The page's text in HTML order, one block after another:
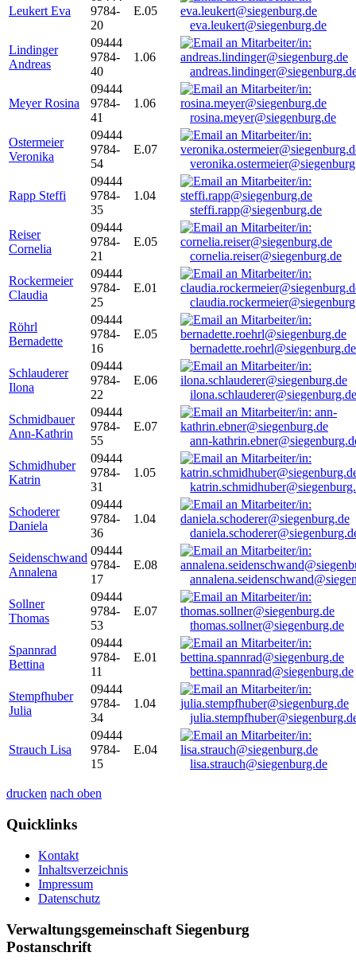
Leukert Eva
9784-
20
E.05
eva.leukert@siegenburg.de
Lindinger
Andreas
09444
9784-
40
1.06
Meyer Rosina
09444
9784-
41
1.06
rosina.meyer@siegenburg.de
Ostermeier
Veronika
09444
9784-
54
E.07
Rapp Steffi
09444
9784-
35
1.04
steffi.rapp@siegenburg.de
Reiser
Cornelia
09444
9784-
21
E.05
cornelia.reiser@siegenburg.de
Rockermeier
Claudia
09444
9784-
25
E.01
Röhrl
Bernadette
09444
9784-
16
E.05
bernadette.roehrl@siegenburg.de
Schlauderer
Ilona
09444
9784-
22
E.06
ilona.schlauderer@siegenburg.de
Schmidbauer
Ann-Kathrin
09444
9784-
55
E.07
ann-
Schmidhuber
Katrin
09444
9784-
31
1.05
Schoderer
Daniela
09444
9784-
36
1.04
Seidenschwand
Annalena
09444
9784-
17
E.08
Sollner
Thomas
09444
9784-
53
E.07
thomas.sollner@siegenburg.de
Spannrad
Bettina
09444
9784-
11
E.01
bettina.spannrad@siegenburg.de
Stempfhuber
Julia
09444
9784-
34
1.04
Strauch Lisa
09444
9784-
15
E.04
lisa.strauch@siegenburg.de
drucken nach oben
Quicklinks
Kontakt
Inhaltsverzeichnis
Impressum
Datenschutz
Verwaltungsgemeinschaft Siegenburg
Postanschrift